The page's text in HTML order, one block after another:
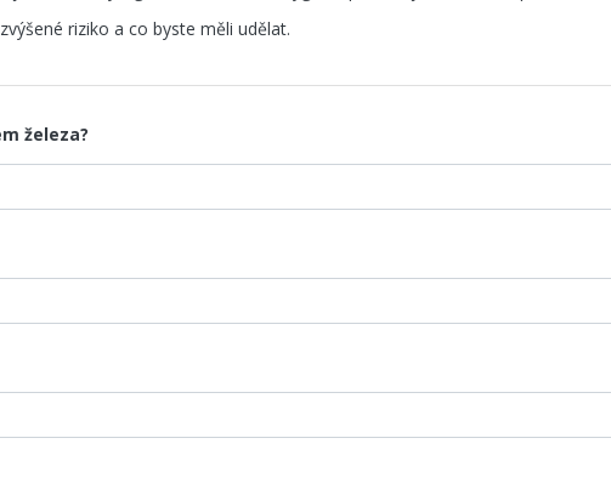
riziko a co byste měli udělat.
železa?